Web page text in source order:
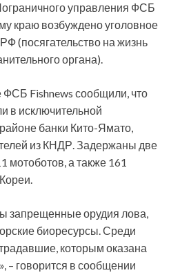
управления ФСБ
краю возбуждено уголовное
(посягательство на жизнь
органа).
Fishnews сообщили, что
в исключительной
банки Кито-Ямато,
из КНДР. Задержаны две
а также 161
запрещенные орудия лова,
биоресурсы. Среди
которым оказана
– говорится в сообщении